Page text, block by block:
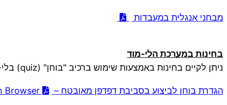
מבחני אנגלית במעבדות
בחינות במערכת הלי-מוד
ניתן לקיים בחינות באמצעות שימוש ברכיב "בוחן" (quiz) בלי-מוד. לקבלת הנחיות והדרכה נא פתחו קריאת שירות.
הגדרת בוחן לביצוע בסביבת דפדפן מאובטח – SEB – Secured Exam Browser